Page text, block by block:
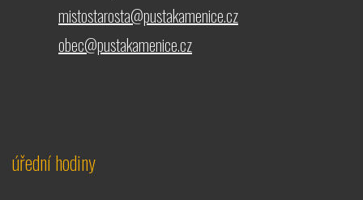
mistostarosta@pustakamenice.cz
obec@pustakamenice.cz
úřední hodiny